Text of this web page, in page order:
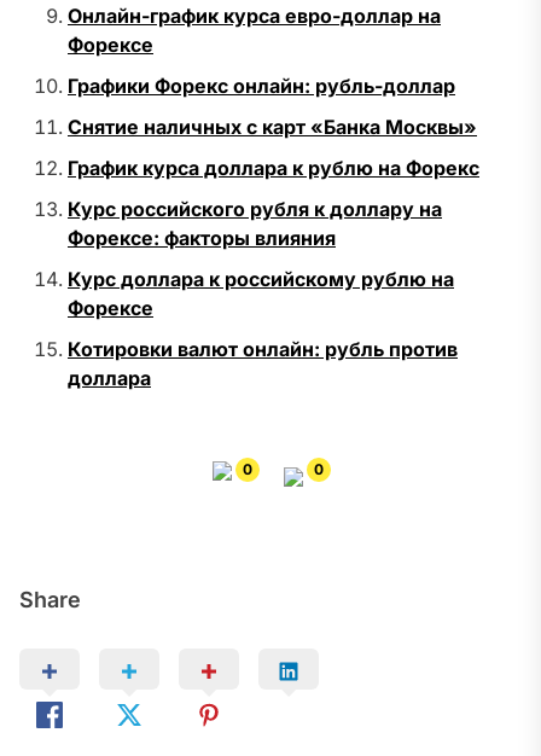
Share
Онлайн-график курса евро-доллар на
Форексе
Графики Форекс онлайн: рубль-доллар
Снятие наличных с карт «Банка Москвы»
График курса доллара к рублю на Форекс
Курс российского рубля к доллару на
Форексе: факторы влияния
Курс доллара к российскому рублю на
Форексе
Котировки валют онлайн: рубль против
доллара
0 0